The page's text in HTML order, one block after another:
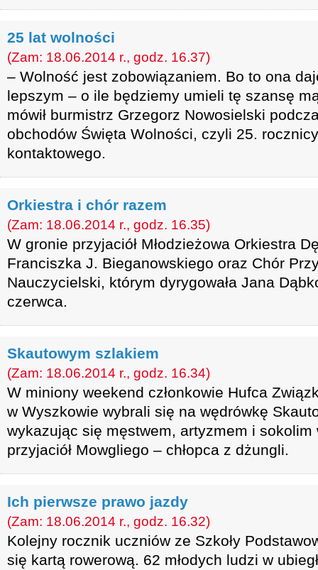
25 lat wolności
(Zam: 18.06.2014 r., godz. 16.37)
– Wolność jest zobowiązaniem. Bo to ona
lepszym – o ile będziemy umieli tę szansę
mówił burmistrz Grzegorz Nowosielski
obchodów Święta Wolności, czyli 25.
kontaktowego.
Orkiestra i chór razem
(Zam: 18.06.2014 r., godz. 16.35)
W gronie przyjaciół Młodzieżowa Orkiestra
Franciszka J. Bieganowskiego oraz Chór
Nauczycielski, którym dyrygowała Jana
czerwca.
Skautowym szlakiem
(Zam: 18.06.2014 r., godz. 16.34)
W miniony weekend członkowie Hufca
w Wyszkowie wybrali się na wędrówkę
wykazując się męstwem, artyzmem i sokolim
przyjaciół Mowgliego – chłopca z dżungli.
Ich pierwsze prawo jazdy
(Zam: 18.06.2014 r., godz. 16.32)
Kolejny rocznik uczniów ze Szkoły
się kartą rowerową. 62 młodych ludzi w